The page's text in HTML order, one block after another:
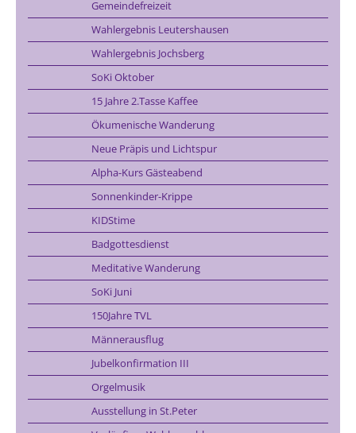
Gemeindefreizeit
Wahlergebnis Leutershausen
Wahlergebnis Jochsberg
SoKi Oktober
15 Jahre 2.Tasse Kaffee
Ökumenische Wanderung
Neue Präpis und Lichtspur
Alpha-Kurs Gästeabend
Sonnenkinder-Krippe
KIDStime
Badgottesdienst
Meditative Wanderung
SoKi Juni
150Jahre TVL
Männerausflug
Jubelkonfirmation III
Orgelmusik
Ausstellung in St.Peter